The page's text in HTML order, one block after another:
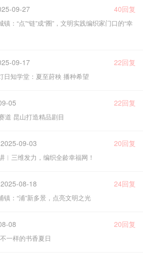
09-27 40回复
：“点”“链”成“圈”，文明实践编织家门口的“幸
09-17 22回复
日知学堂：夏至莳秧 播种希望
05 22回复
道 昆山打造精品剧目
09-03 20回复
︱三维发力，编织全龄幸福网！
08-18 24回复
镇：“浦”新多景，点亮文明之光
08 20回复
一样的书香夏日